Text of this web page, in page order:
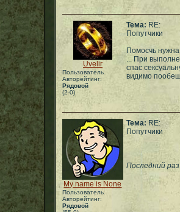
Uvelir
Пользователь
Авторейтинг:
Рядовой
(2-0)
Тема: RE:
Попутчики
Помосчь
... При
спас
видимо
My name is None
Пользователь
Авторейтинг:
Рядовой
Тема: RE:
Попутчики
Последний